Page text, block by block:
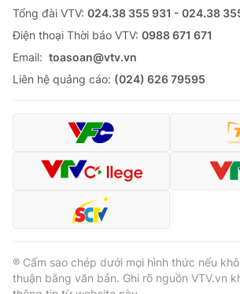
Tổng đài VTV: 024.38 355 931 - 024.38
Ðiện thoại Thời báo VTV: 0988 671 671
Email: toasoan@vtv.vn
Liên hệ quảng cáo: (024) 626 79595
® Cấm sao chép dưới mọi hình thức nếu
thuận bằng văn bản. Ghi rõ nguồn VTV.vn